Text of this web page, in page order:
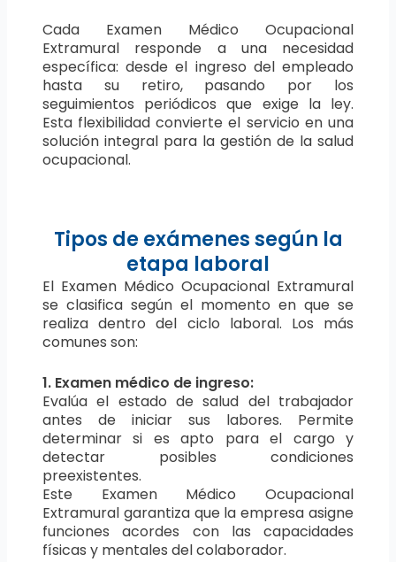
Cada Examen Médico Ocupacional
Extramural responde a una necesidad
específica: desde el ingreso del empleado
hasta su retiro, pasando por los
seguimientos periódicos que exige la ley.
Esta flexibilidad convierte el servicio en una
solución integral para la gestión de la salud
ocupacional.
Tipos de exámenes según la
etapa laboral
El Examen Médico Ocupacional Extramural
se clasifica según el momento en que se
realiza dentro del ciclo laboral. Los más
comunes son:
1. Examen médico de ingreso:
Evalúa el estado de salud del trabajador
antes de iniciar sus labores. Permite
determinar si es apto para el cargo y
detectar posibles condiciones
preexistentes.
Este Examen Médico Ocupacional
Extramural garantiza que la empresa asigne
funciones acordes con las capacidades
físicas y mentales del colaborador.